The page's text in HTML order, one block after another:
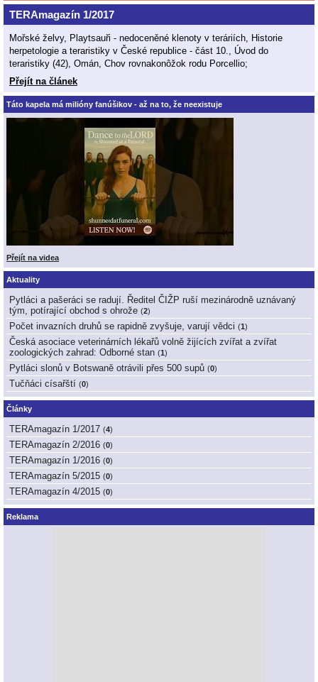
TERAmagazín 1/2017
Mořské želvy, Playtsauři - nedoceněné klenoty v teráriích, Historie
herpetologie a teraristiky v České republice - část 10., Úvod do
teraristiky (42), Omán, Chov rovnakonôžok rodu Porcellio;
Přejít na článek
Táto kapela má milióny fanúšikov - až na to, že neexistuje
Přejít na videa
Aktuality
Pytláci a pašeráci se radují. Ředitel ČIŽP ruší mezinárodně uznávaný
tým, potírající obchod s ohrože (2)
Počet invazních druhů se rapidně zvyšuje, varují vědci (1 )
Česká asociace veterinárních lékařů volně žijících zvířat a zvířat
zoologických zahrad: Odborné stan (1 )
Pytláci slonů v Botswaně otrávili přes 500 supů (0)
Tučňáci císařští (0)
Články
TERAmagazín 1/2017 (4)
TERAmagazín 2/2016 (0)
TERAmagazín 1/2016 (0)
TERAmagazín 5/2015 (0)
TERAmagazín 4/2015 (0)
Reklama